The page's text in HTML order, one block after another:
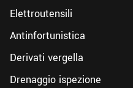
Elettroutensili
Antinfortunistica
Derivati vergella
Drenaggio ispezione